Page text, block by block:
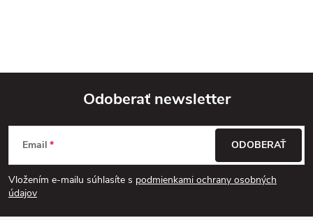
Z
á
p
Odoberať newsletter
Email
Vložením e-mailu súhlasíte s podmienkami ochrany osobných
údajov
ODOBERAŤ